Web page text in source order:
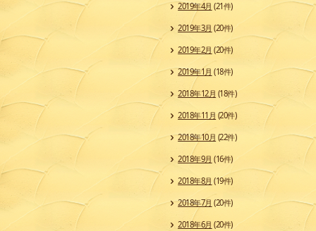
2019年4月 (21件)
2019年3月 (20件)
2019年2月 (20件)
2019年1月 (18件)
2018年12月 (18件)
2018年11月(20件)
2018年10月 (22件)
2018年9月 (16件)
2018年8月 (19件)
2018年7月 (20件)
2018年6月 (20件)